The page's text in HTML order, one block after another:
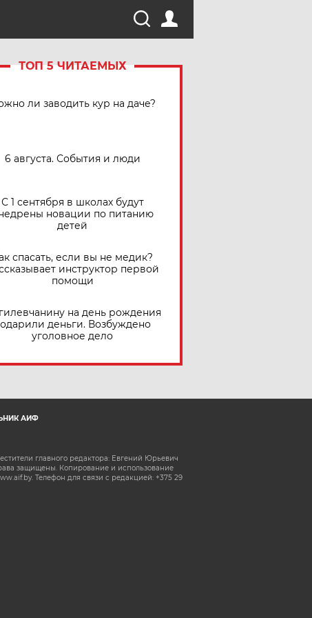
ТОП 5 ЧИТАЕМЫХ
ли заводить кур на даче?
6 августа. События и люди
С 1 сентября в школах будут
новации по питанию
детей
спасать, если вы не медик?
инструктор первой
помощи
на день рождения
деньги. Возбуждено
уголовное дело
АИФ
главного редактора: Евгений Юрьевич
защищены. Копирование и использование
Телефон для связи с редакцией: +375 29